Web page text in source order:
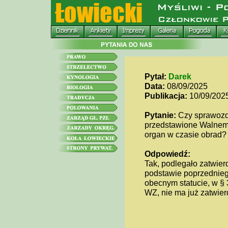
Pytał: Darek
Data: 08/09/2025
Publikacja: 10/09/
Pytanie: Czy
przedstawione
organ w czasie obrad?
Odpowiedź:
Tak, podlegało
podstawie
obecnym statucie, w §
WZ, nie ma już